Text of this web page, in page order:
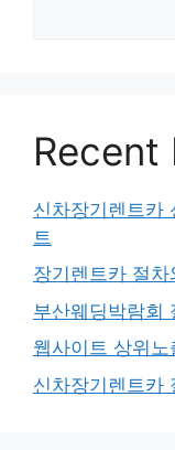
Recent
신차장기렌트카
트
장기렌트카 절
부산웨딩박람회
웹사이트 상위
신차장기렌트카